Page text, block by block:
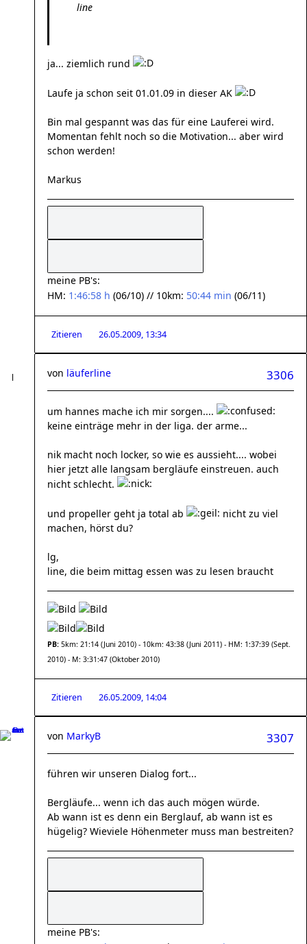
line
ja... ziemlich rund
Laufe ja schon seit 01.01.09 in dieser AK
Bin mal gespannt was das für eine Lauferei wird.
Momentan fehlt noch so die Motivation... aber wird
schon werden!
Markus
meine PB's:
HM: 1:46:58 h (06/10) // 10km: 50:44 min (06/11)
Zitieren 26.05.2009, 13:34
3306
von läuferline
um hannes mache ich mir sorgen....
keine einträge mehr in der liga. der arme...
nik macht noch locker, so wie es aussieht.... wobei
hier jetzt alle langsam bergläufe einstreuen. auch
nicht schlecht.
und propeller geht ja total ab
nicht zu viel
machen, hörst du?
lg,
line, die beim mittag essen was zu lesen braucht
PB: 5km: 21:14 (Juni 2010) - 10km: 43:38 (Juni 2011) - HM: 1:37:39 (Sept.
2010) - M: 3:31:47 (Oktober 2010)
Zitieren 26.05.2009, 14:04
3307
von MarkyB
führen wir unseren Dialog fort...
Bergläufe... wenn ich das auch mögen würde.
Ab wann ist es denn ein Berglauf, ab wann ist es
hügelig? Wieviele Höhenmeter muss man bestreiten?
meine PB's: